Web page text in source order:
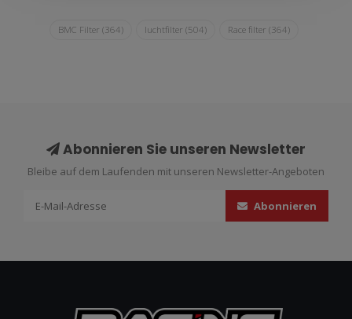
BMC Filter (364) luchtfilter (504) Race filter (364)
Abonnieren Sie unseren Newsletter
Bleibe auf dem Laufenden mit unseren Newsletter-Angeboten
Abonnieren